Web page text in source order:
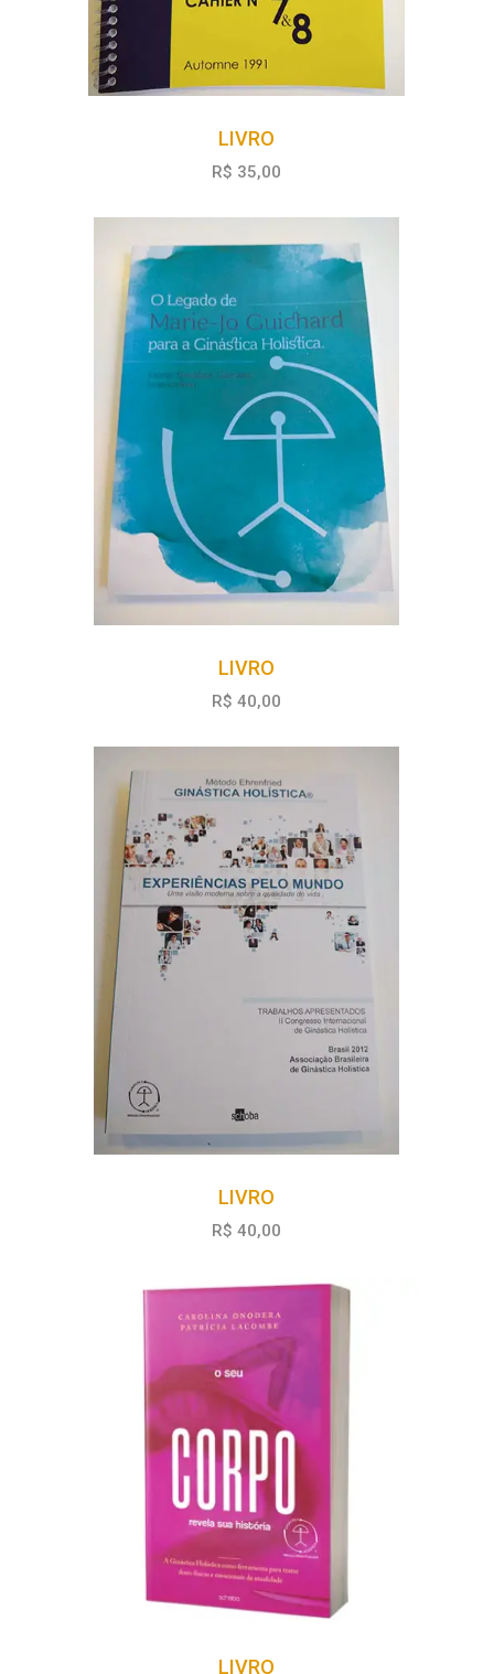
LIVRO
R$ 35,00
LIVRO
R$ 40,00
LIVRO
R$ 40,00
LIVRO